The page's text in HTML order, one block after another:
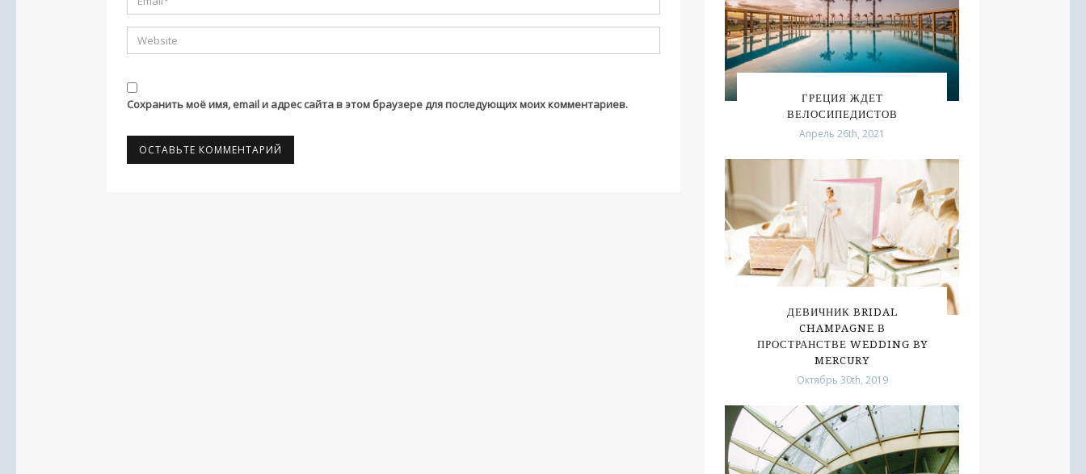
Сохранить моё имя, email и адрес сайта в этом браузере для последующих моих комментариев.
ГРЕЦИЯ ЖДЕТ
ВЕЛОСИПЕДИСТОВ
Апрель 26th, 2021
ДЕВИЧНИК BRIDAL
CHAMPAGNE В
ПРОСТРАНСТВЕ WEDDING BY
MERCURY
Октябрь 30th, 2019